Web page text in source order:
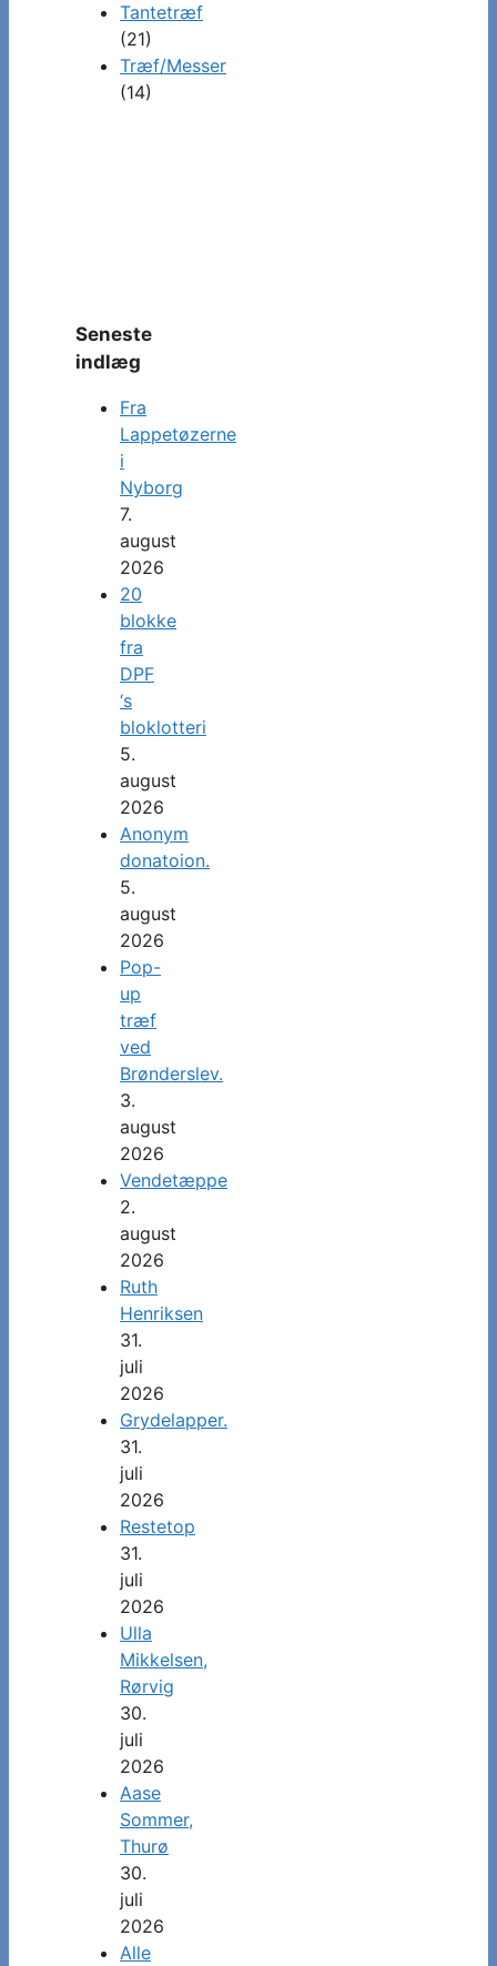
Tantetræf
(21)
Træf/Messer
(14)
Seneste
indlæg
Fra
Lappetøzerne
i
Nyborg
7.
august
2026
20
blokke
fra
DPF
‘s
bloklotteri
5.
august
2026
Anonym
donatoion.
5.
august
2026
Pop-
up
træf
ved
Brønderslev.
3.
august
2026
Vendetæppe
2.
august
2026
Ruth
Henriksen
31.
juli
2026
Grydelapper.
31.
juli
2026
Restetop
31.
juli
2026
Ulla
Mikkelsen,
Rørvig
30.
juli
2026
Aase
Sommer,
Thurø
30.
juli
2026
Alle